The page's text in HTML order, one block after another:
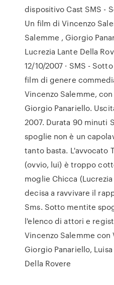
dispositivo Cast SMS -
Un film di Vincenzo
Salemme , Giorgio
Lucrezia Lante Della
12/10/2007 · SMS -
film di genere
Vincenzo Salemme,
Giorgio Panariello.
2007. Durata 90 minuti
spoglie non è un
tanto basta. L'avvocato
(ovvio, lui) è troppo
moglie Chicca
decisa a ravvivare il
Sms. Sotto mentite
l'elenco di attori e
Vincenzo Salemme con
Giorgio Panariello,
Della Rovere